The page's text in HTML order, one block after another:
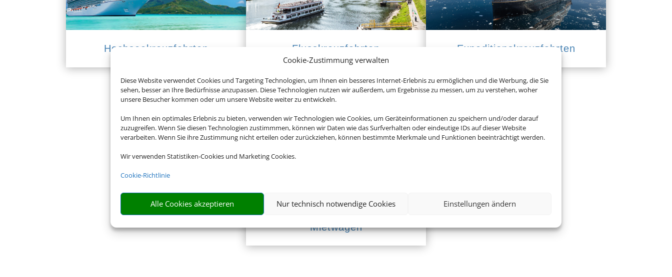
Cookie-Zustimmung verwalten
Diese Website verwendet Cookies und Targeting Technologien, um Ihnen ein besseres Internet-Erlebnis zu ermöglichen und die Werbung, die Sie
sehen, besser an Ihre Bedürfnisse anzupassen. Diese Technologien nutzen wir außerdem, um Ergebnisse zu messen, um zu verstehen, woher
unsere Besucher kommen oder um unsere Website weiter zu entwickeln.
Um Ihnen ein optimales Erlebnis zu bieten, verwenden wir Technologien wie Cookies, um Geräteinformationen zu speichern und/oder darauf
zuzugreifen. Wenn Sie diesen Technologien zustimmmen, können wir Daten wie das Surfverhalten oder eindeutige IDs auf dieser Website
verarbeiten. Wenn Sie ihre Zustimmung nicht erteilen oder zurückziehen, können bestimmte Merkmale und Funktionen beeinträchtigt werden.
Wir verwenden Statistiken-Cookies und Marketing Cookies.
Cookie-Richtlinie
Alle Cookies akzeptieren Nur technisch notwendige Cookies Einstellungen ändern
Hochseekreuzfahrten Flusskreuzfahrten Expeditionskreuzfahrten
Empfehlungen für Ihre Reise
Sinnvolle Extras, die oft dazu gebucht werden.
Mietwagen